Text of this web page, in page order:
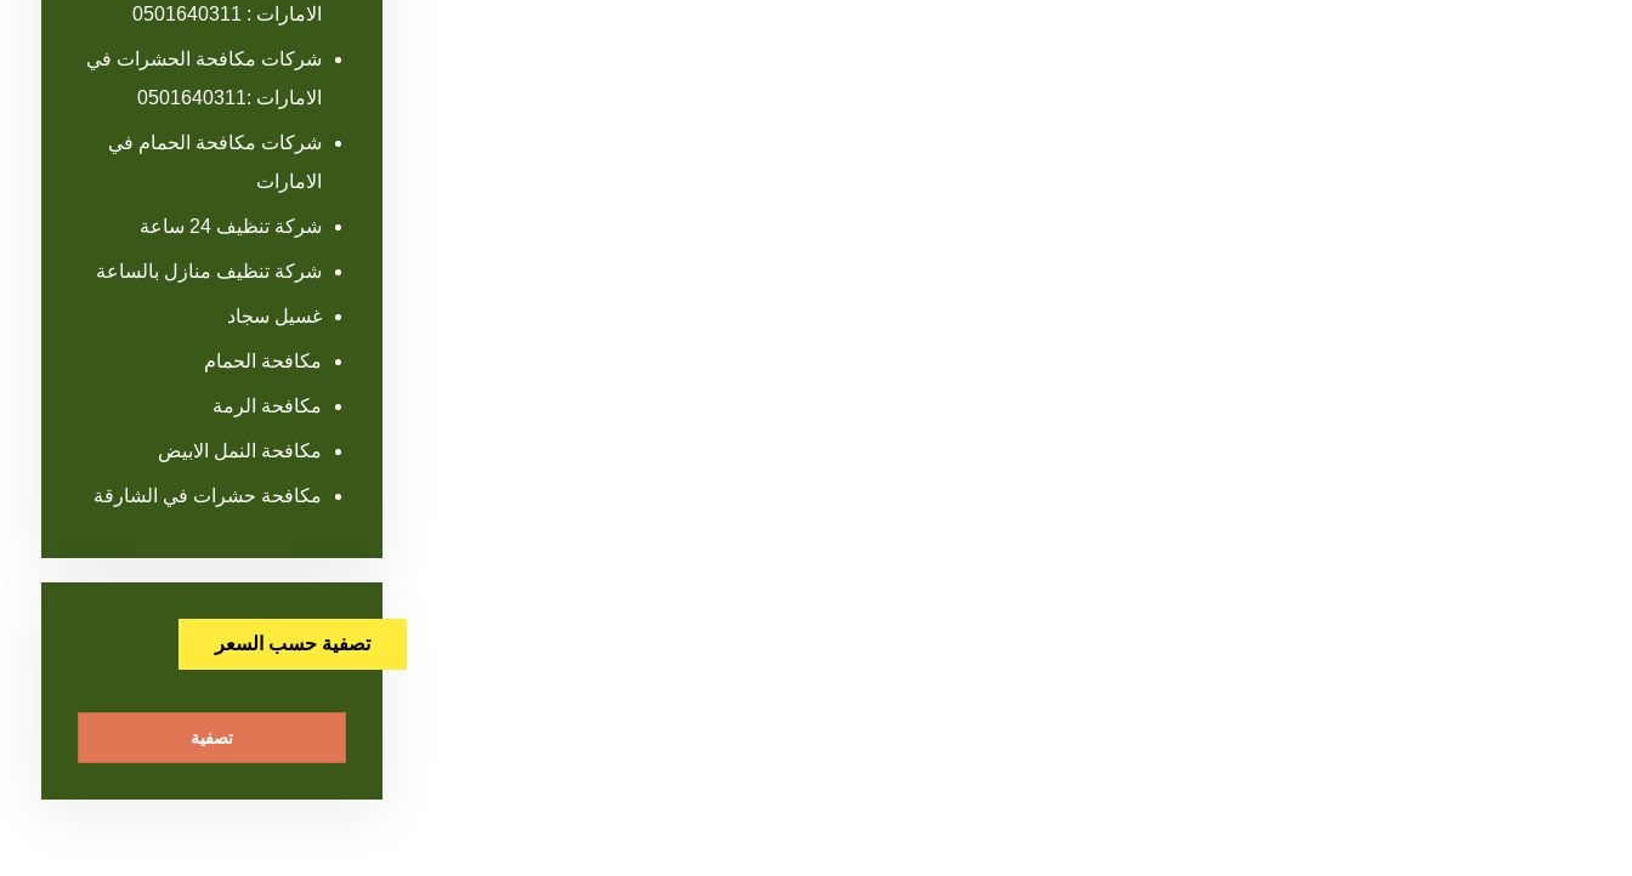
الامارات : 0501640311
شركات مكافحة الحشرات في
الامارات :0501640311
شركات مكافحة الحمام في
الامارات
شركة تنظيف 24 ساعة
شركة تنظيف منازل بالساعة
غسيل سجاد
مكافحة الحمام
مكافحة الرمة
مكافحة النمل الابيض
مكافحة حشرات في الشارقة
تصفية حسب السعر
تصفية